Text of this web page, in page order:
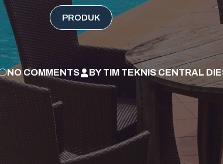
PRODUK
NO COMMENTS BYTIM TEKNIS CENTRAL